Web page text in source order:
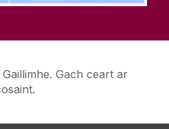
Gach ceart ar